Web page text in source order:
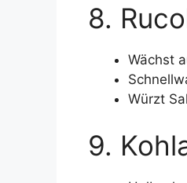
8.
Wächst
Würzt
9.